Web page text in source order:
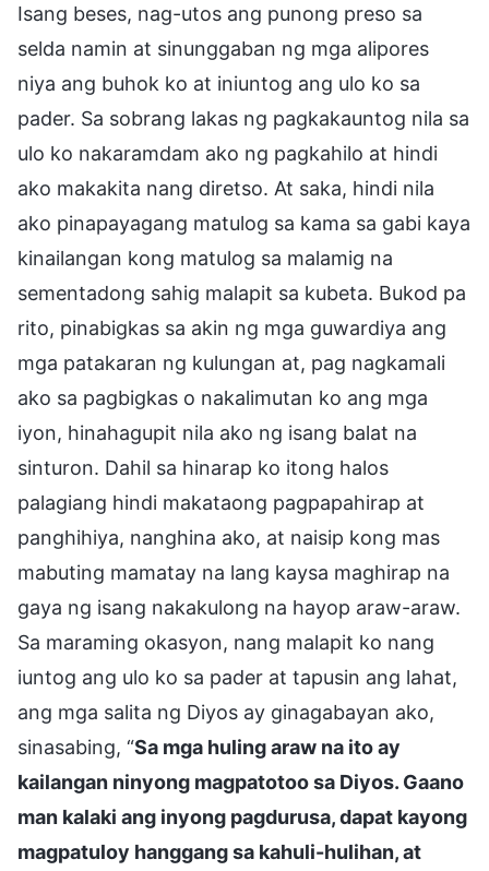
Isang beses, nag-utos ang punong preso sa
selda namin at sinunggaban ng mga alipores
niya ang buhok ko at iniuntog ang ulo ko sa
pader. Sa sobrang lakas ng pagkakauntog nila sa
ulo ko nakaramdam ako ng pagkahilo at hindi
ako makakita nang diretso. At saka, hindi nila
ako pinapayagang matulog sa kama sa gabi kaya
kinailangan kong matulog sa malamig na
sementadong sahig malapit sa kubeta. Bukod pa
rito, pinabigkas sa akin ng mga guwardiya ang
mga patakaran ng kulungan at, pag nagkamali
ako sa pagbigkas o nakalimutan ko ang mga
iyon, hinahagupit nila ako ng isang balat na
sinturon. Dahil sa hinarap ko itong halos
palagiang hindi makataong pagpapahirap at
panghihiya, nanghina ako, at naisip kong mas
mabuting mamatay na lang kaysa maghirap na
gaya ng isang nakakulong na hayop araw-araw.
Sa maraming okasyon, nang malapit ko nang
iuntog ang ulo ko sa pader at tapusin ang lahat,
ang mga salita ng Diyos ay ginagabayan ako,
sinasabing, “Sa mga huling araw na ito ay
kailangan ninyong magpatotoo sa Diyos. Gaano
man kalaki ang inyong pagdurusa, dapat kayong
magpatuloy hanggang sa kahuli-hulihan, at